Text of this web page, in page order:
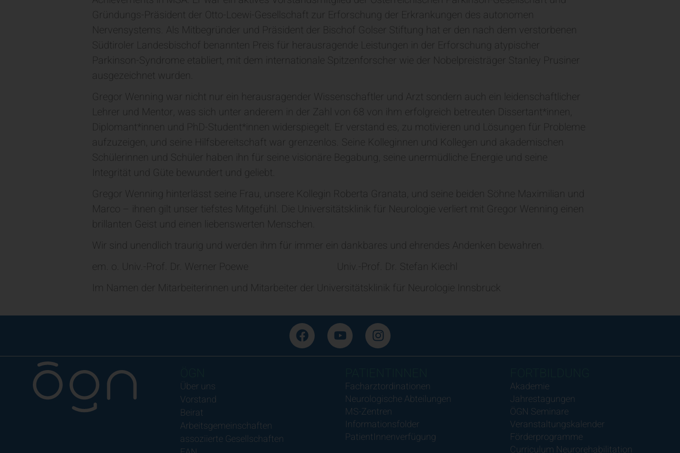
Gründungs-Präsident der Otto-Loewi-Gesellschaft zur Erforschung der Erkrankungen des autonomen
Nervensystems. Als Mitbegründer und Präsident der Bischof Golser Stiftung hat er den nach dem verstorbenen
Südtiroler Landesbischof benannten Preis für herausragende Leistungen in der Erforschung atypischer
Parkinson-Syndrome etabliert, mit dem internationale Spitzenforscher wie der Nobelpreisträger Stanley Prusiner
ausgezeichnet wurden.
Gregor Wenning war nicht nur ein herausragender Wissenschaftler und Arzt sondern auch ein leidenschaftlicher
Lehrer und Mentor, was sich unter anderem in der Zahl von 68 von ihm erfolgreich betreuten Dissertant*innen,
Diplomant*innen und PhD-Student*innen widerspiegelt. Er verstand es, zu motivieren und Lösungen für Probleme
aufzuzeigen, und seine Hilfsbereitschaft war grenzenlos. Seine Kolleginnen und Kollegen und akademischen
Schülerinnen und Schüler haben ihn für seine visionäre Begabung, seine unermüdliche Energie und seine
Integrität und Güte bewundert und geliebt.
Gregor Wenning hinterlässt seine Frau, unsere Kollegin Roberta Granata, und seine beiden Söhne Maximilian und
Marco – ihnen gilt unser tiefstes Mitgefühl. Die Universitätsklinik für Neurologie verliert mit Gregor Wenning einen
brillanten Geist und einen liebenswerten Menschen.
Wir sind unendlich traurig und werden ihm für immer ein dankbares und ehrendes Andenken bewahren.
em. o. Univ.-Prof. Dr. Werner Poewe Univ.-Prof. Dr. Stefan Kiechl
Im Namen der Mitarbeiterinnen und Mitarbeiter der Universitätsklinik für Neurologie Innsbruck
Über uns
Vorstand
Beirat
Arbeitsgemeinschaften
assoziierte Gesellschaften
Facharztordinationen
Neurologische Abteilungen
MS-Zentren
Informationsfolder
PatientInnenverfügung
Akademie
Jahrestagungen
ÖGN Seminare
Veranstaltungskalender
Förderprogramme
Curriculum Neurorehabilitation